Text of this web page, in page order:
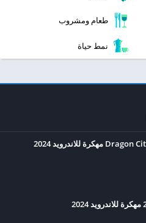
طعام ومشروب
نمط حياة